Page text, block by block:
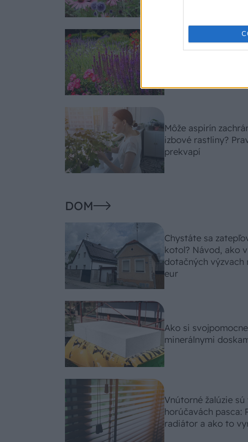
Nemusí to byť len
Môže aspirín
izbové rastliny?
prekvapí
DOM
Chystáte sa
kotol? Návod, ako
dotačných výzvach
eur
Ako si
minerálnymi
Vnútorné žalúzie
horúčavách pasca:
radiátor a ako to